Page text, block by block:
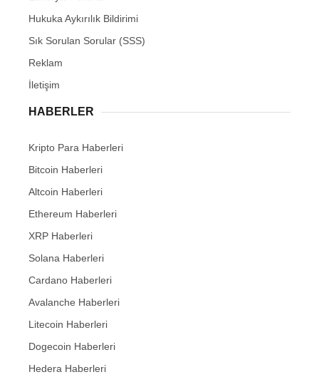
Hukuka Aykırılık Bildirimi
Sık Sorulan Sorular (SSS)
Reklam
İletişim
HABERLER
Kripto Para Haberleri
Bitcoin Haberleri
Altcoin Haberleri
Ethereum Haberleri
XRP Haberleri
Solana Haberleri
Cardano Haberleri
Avalanche Haberleri
Litecoin Haberleri
Dogecoin Haberleri
Hedera Haberleri